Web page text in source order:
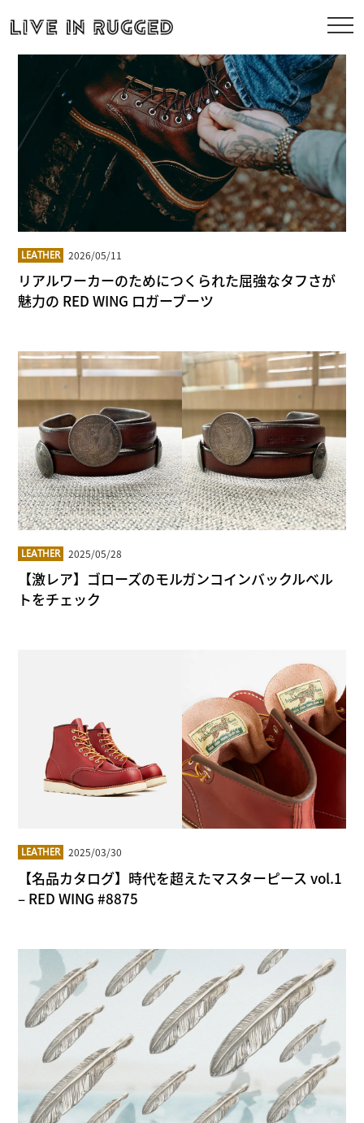
LEATHER 2026/05/11
リアルワーカーのためにつくられた屈強なタフさが
魅力の RED WING ロガーブーツ
LEATHER 2025/05/28
【激レア】ゴローズのモルガンコインバックルベル
トをチェック
LEATHER 2025/03/30
【名品カタログ】時代を超えたマスターピース vol.1
– RED WING #8875